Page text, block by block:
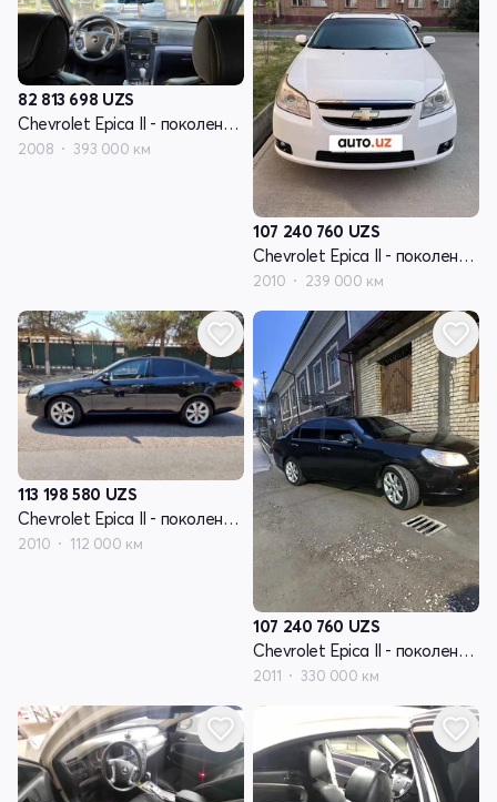
82 813 698 UZS
Chevrolet Epica II - поколение V250 рестайлинг
2008 393 000 км
107 240 760 UZS
Chevrolet Epica II - поколение V250 рестайлинг
2010 239 000 км
113 198 580 UZS
Chevrolet Epica II - поколение V250 рестайлинг
2010 112 000 км
107 240 760 UZS
Chevrolet Epica II - поколение V250 рестайлинг
2011 330 000 км